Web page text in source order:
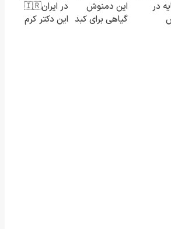
تومان!!!
در
این دمنوش
گیاهی برای کبد
در ایران🇮🇷
این دکتر کرم